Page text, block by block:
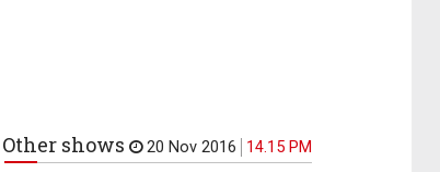
Other shows 20 Nov 2016
14.15 PM